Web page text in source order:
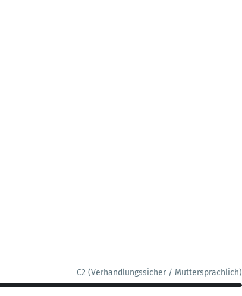
C2 (Verhandlungssicher / Muttersprachlich)